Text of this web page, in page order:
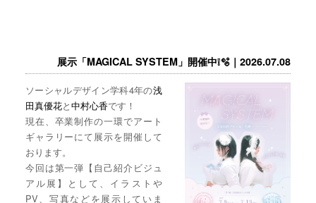
展示「MAGICAL SYSTEM」開催中❕🫧｜2026.07.08
ソーシャルデザイン学科4年の浅
田真優花と中村心香です！
現在、卒業制作の一環でアート
ギャラリーにて展示を開催して
おります。
今回は第一弾【自己紹介ビジュ
アル展】として、イラストや
PV、写真などを展示していま